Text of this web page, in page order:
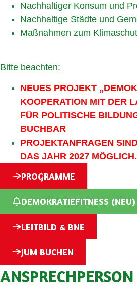
Nachhaltiger Konsum und
Nachhaltige Städte und
Maßnahmen zum
Bitte beachten:
NEUES PROJEKT
KOOPERATION MIT DER
FÜR POLITISCHE
BUCHBAR
PROJEKTANFRAGEN
DAS JAHR 2027 MÖGLICH.
PROGRAMME
DEMOKRATIEFITNESS (NEU)
LEITBILD & BNE
JUM BUCHEN
ANSPRECHPERSON